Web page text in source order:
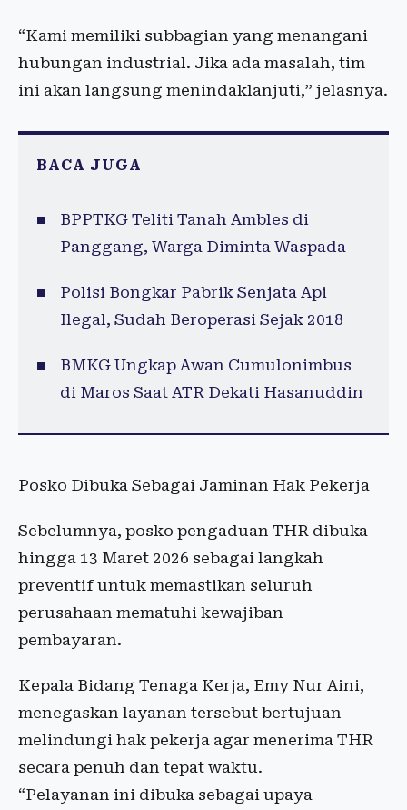
“Kami memiliki subbagian yang menangani
hubungan industrial. Jika ada masalah, tim
ini akan langsung menindaklanjuti,” jelasnya.
BACA JUGA
BPPTKG Teliti Tanah Ambles di
Panggang, Warga Diminta Waspada
Polisi Bongkar Pabrik Senjata Api
Ilegal, Sudah Beroperasi Sejak 2018
BMKG Ungkap Awan Cumulonimbus
di Maros Saat ATR Dekati Hasanuddin
Posko Dibuka Sebagai Jaminan Hak Pekerja
Sebelumnya, posko pengaduan THR dibuka
hingga 13 Maret 2026 sebagai langkah
preventif untuk memastikan seluruh
perusahaan mematuhi kewajiban
pembayaran.
Kepala Bidang Tenaga Kerja, Emy Nur Aini,
menegaskan layanan tersebut bertujuan
melindungi hak pekerja agar menerima THR
secara penuh dan tepat waktu.
“Pelayanan ini dibuka sebagai upaya